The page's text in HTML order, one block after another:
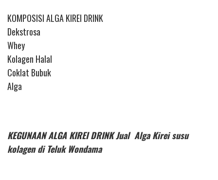
KOMPOSISI ALGA KIREI DRINK
Dekstrosa
Whey
Kolagen Halal
Coklat Bubuk
Alga
KEGUNAAN ALGA KIREI DRINK Jual Alga Kirei susu
kolagen di Teluk Wondama